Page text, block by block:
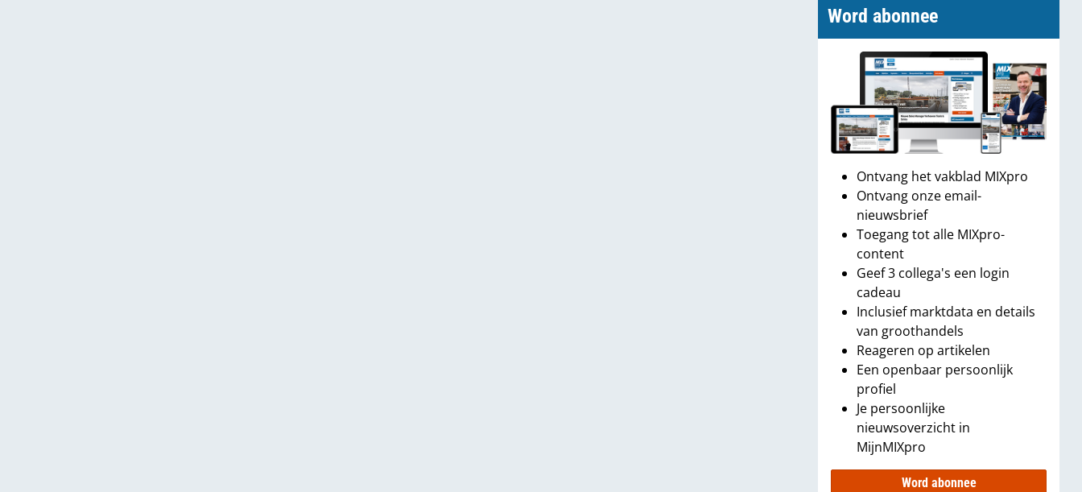
Word abonnee
Ontvang het vakblad MIXpro
Ontvang onze email-
nieuwsbrief
Toegang tot alle MIXpro-
content
Geef 3 collega's een login
cadeau
Inclusief marktdata en details
van groothandels
Reageren op artikelen
Een openbaar persoonlijk
profiel
Je persoonlijke
nieuwsoverzicht in
MijnMIXpro
Word abonnee